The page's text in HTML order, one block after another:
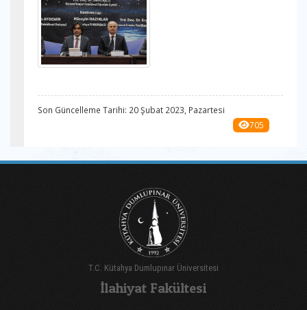
Son Güncelleme Tarihi: 20 Şubat 2023, Pazartesi
705
T.C. Kütahya Dumlupınar Üniversitesi
İlahiyat Fakültesi